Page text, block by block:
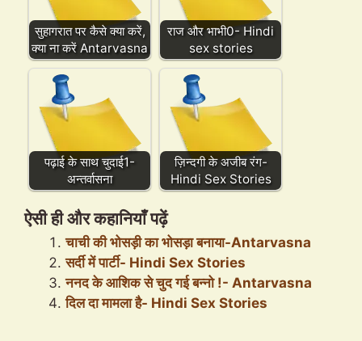
सुहागरात पर कैसे क्या करें,
क्या ना करें Antarvasna
राज और भाभी0- Hindi
sex stories
पढ़ाई के साथ चुदाई1-
अन्तर्वासना
ज़िन्दगी के अजीब रंग-
Hindi Sex Stories
ऐसी ही और कहानियाँ पढ़ें
चाची की भोसड़ी का भोसड़ा बनाया-Antarvasna
सर्दी में पार्टी- Hindi Sex Stories
ननद के आशिक से चुद गई बन्नो !- Antarvasna
दिल दा मामला है- Hindi Sex Stories